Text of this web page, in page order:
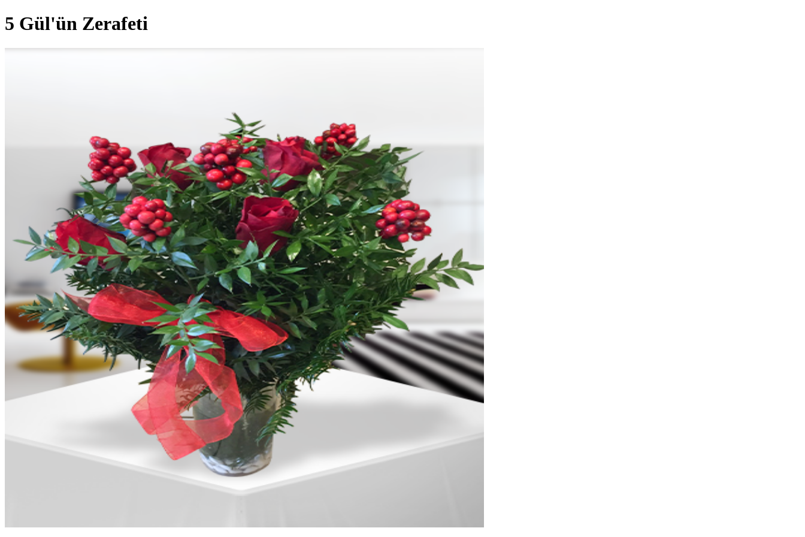
5 Gül'ün Zerafeti